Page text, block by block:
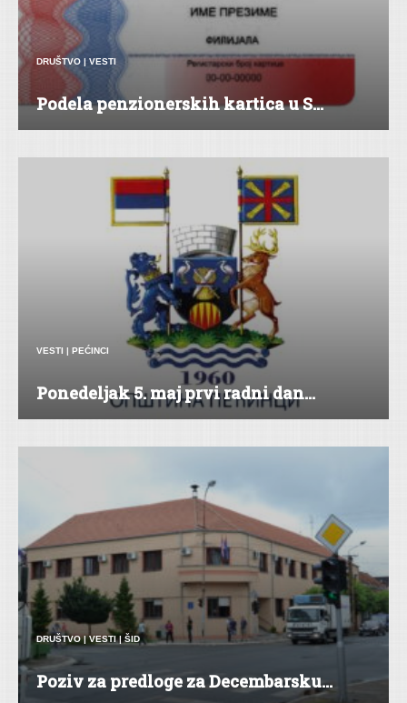
DRUŠTVO VESTI
Podela penzionerskih kartica u S...
VESTI | PEĆINCI
Ponedeljak 5. maj prvi radni dan...
DRUŠTVO|VESTI| ŠID
Poziv za predloge za Decembarsku...